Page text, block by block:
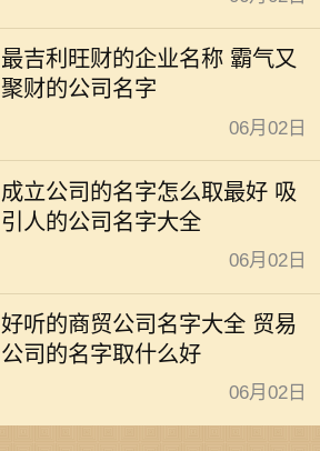
最吉利旺财的企业名称 霸气又
聚财的公司名字
06月02日
成立公司的名字怎么取最好 吸
引人的公司名字大全
06月02日
好听的商贸公司名字大全 贸易
公司的名字取什么好
06月02日